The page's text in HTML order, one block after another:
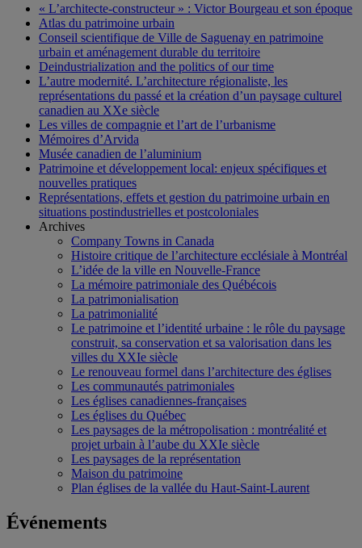
« L’architecte-constructeur » : Victor Bourgeau et son époque
Atlas du patrimoine urbain
Conseil scientifique de Ville de Saguenay en patrimoine
urbain et aménagement durable du territoire
Deindustrialization and the politics of our time
L’autre modernité. L’architecture régionaliste, les
représentations du passé et la création d’un paysage culturel
canadien au XXe siècle
Les villes de compagnie et l’art de l’urbanisme
Mémoires d’Arvida
Musée canadien de l’aluminium
Patrimoine et développement local: enjeux spécifiques et
nouvelles pratiques
Représentations, effets et gestion du patrimoine urbain en
situations postindustrielles et postcoloniales
Archives
Company Towns in Canada
Histoire critique de l’architecture ecclésiale à Montréal
L’idée de la ville en Nouvelle-France
La mémoire patrimoniale des Québécois
La patrimonialisation
La patrimonialité
Le patrimoine et l’identité urbaine : le rôle du paysage
construit, sa conservation et sa valorisation dans les
villes du XXIe siècle
Le renouveau formel dans l’architecture des églises
Les communautés patrimoniales
Les églises canadiennes-françaises
Les églises du Québec
Les paysages de la métropolisation : montréalité et
projet urbain à l’aube du XXIe siècle
Les paysages de la représentation
Maison du patrimoine
Plan églises de la vallée du Haut-Saint-Laurent
Événements